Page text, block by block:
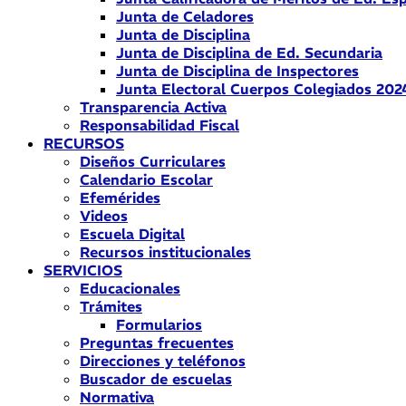
Junta de Celadores
Junta de Disciplina
Junta de Disciplina de Ed. Secundaria
Junta de Disciplina de Inspectores
Junta Electoral Cuerpos Colegiados
Transparencia Activa
Responsabilidad Fiscal
RECURSOS
Diseños Curriculares
Calendario Escolar
Efemérides
Videos
Escuela Digital
Recursos institucionales
SERVICIOS
Educacionales
Trámites
Formularios
Preguntas frecuentes
Direcciones y teléfonos
Buscador de escuelas
Normativa